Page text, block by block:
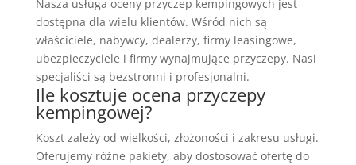
Nasza usługa oceny przyczep kempingowych jest
dostępna dla wielu klientów. Wśród nich są
właściciele, nabywcy, dealerzy, firmy leasingowe,
ubezpieczyciele i firmy wynajmujące przyczepy. Nasi
specjaliści są bezstronni i profesjonalni.
Ile kosztuje ocena przyczepy
kempingowej?
Koszt zależy od wielkości, złożoności i zakresu usługi.
Oferujemy różne pakiety, aby dostosować ofertę do